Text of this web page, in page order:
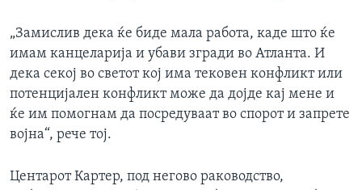
„Замислив дека ќе биде мала работа, каде што ќе
имам канцеларија и убави згради во Атланта. И
дека секој во светот кој има тековен конфликт или
потенцијален конфликт може да дојде кај мене и
ќе им помогнам да посредуваат во спорот и запрете
војна“, рече тој.
Центарот Картер, под негово раководство,